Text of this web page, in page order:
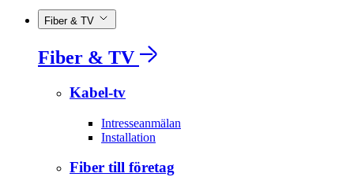
Fiber & TV
Fiber & TV
Kabel-tv
Intresseanmälan
Installation
Fiber till företag